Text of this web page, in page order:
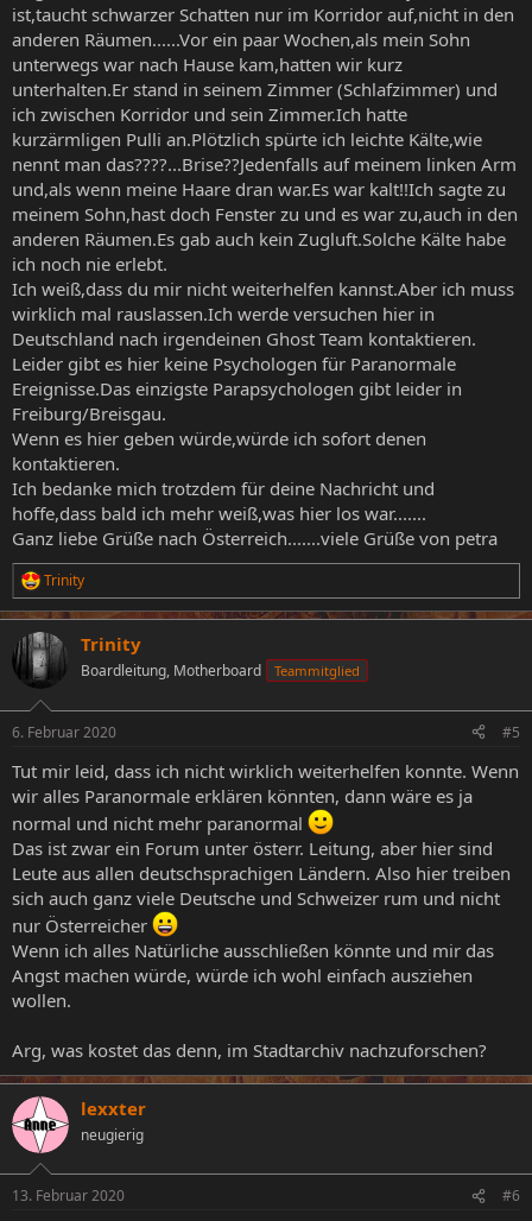
ist,taucht schwarzer Schatten nur im Korridor auf,nicht in den
anderen Räumen......Vor ein paar Wochen,als mein Sohn
unterwegs war nach Hause kam,hatten wir kurz
unterhalten.Er stand in seinem Zimmer (Schlafzimmer) und
ich zwischen Korridor und sein Zimmer.Ich hatte
kurzärmligen Pulli an.Plötzlich spürte ich leichte Kälte,wie
nennt man das????...Brise??Jedenfalls auf meinem linken Arm
und,als wenn meine Haare dran war.Es war kalt!!Ich sagte zu
meinem Sohn,hast doch Fenster zu und es war zu,auch in den
anderen Räumen.Es gab auch kein Zugluft.Solche Kälte habe
ich noch nie erlebt.
Ich weiß,dass du mir nicht weiterhelfen kannst.Aber ich muss
wirklich mal rauslassen.Ich werde versuchen hier in
Deutschland nach irgendeinen Ghost Team kontaktieren.
Leider gibt es hier keine Psychologen für Paranormale
Ereignisse.Das einzigste Parapsychologen gibt leider in
Freiburg/Breisgau.
Wenn es hier geben würde,würde ich sofort denen
kontaktieren.
Ich bedanke mich trotzdem für deine Nachricht und
hoffe,dass bald ich mehr weiß,was hier los war.......
Ganz liebe Grüße nach Österreich.......viele Grüße von petra
R
e
a
k
t
i
e
:
Trinity
Trinity
Boardleitung, Motherboard Teammitglied
6. Februar 2020 #5
Tut mir leid, dass ich nicht wirklich weiterhelfen konnte. Wenn
wir alles Paranormale erklären könnten, dann wäre es ja
normal und nicht mehr paranormal
Das ist zwar ein Forum unter österr. Leitung, aber hier sind
Leute aus allen deutschsprachigen Ländern. Also hier treiben
sich auch ganz viele Deutsche und Schweizer rum und nicht
nur Österreicher
Wenn ich alles Natürliche ausschließen könnte und mir das
Angst machen würde, würde ich wohl einfach ausziehen
wollen.
Arg, was kostet das denn, im Stadtarchiv nachzuforschen?
lexxter
neugierig
13. Februar 2020 #6